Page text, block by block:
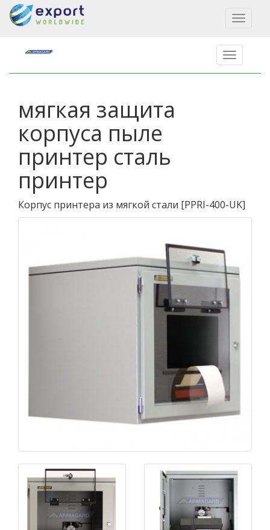
Toggle
мягкая защита
корпуса пыле
принтер сталь
принтер
Корпус принтера из мягкой стали [PPRI-400-UK]